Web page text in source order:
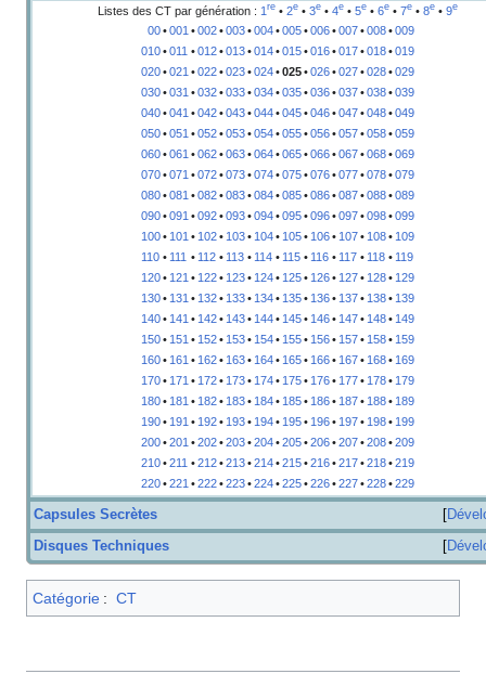
Listes des CT par génération : 1 re • 2e • 3e • 4e • 5e • 6e • 7e • 8e • 9e
00•001 •002•003•004•005•006•007•008•009
010•011 •012•013•014•015•016•017•018•019
020•021 •022•023•024•025•026•027•028•029
030•031 •032•033•034•035•036•037•038•039
040•041 •042•043•044•045•046•047•048•049
050•051 •052•053•054•055•056•057•058•059
060•061 •062•063•064•065•066•067•068•069
070•071 •072•073•074•075•076•077•078•079
080•081 •082•083•084•085•086•087•088•089
090•091 •092•093•094•095•096•097•098•099
100• 101 • 102• 103• 104• 105• 106• 107• 108• 109
110 • 111 • 112 • 113 • 114 • 115 • 116 • 117 • 118 • 119
120• 121 • 122• 123• 124• 125• 126• 127• 128• 129
130• 131 • 132• 133• 134• 135• 136• 137• 138• 139
140• 141 • 142• 143• 144• 145• 146• 147• 148• 149
150• 151 • 152• 153• 154• 155• 156• 157• 158• 159
160• 161 • 162• 163• 164• 165• 166• 167• 168• 169
170• 171 • 172• 173• 174• 175• 176• 177• 178• 179
180• 181 • 182• 183• 184• 185• 186• 187• 188• 189
190• 191 • 192• 193• 194• 195• 196• 197• 198• 199
200•201 •202•203•204•205•206•207•208•209
210•211 •212•213•214•215•216•217•218•219
220•221 •222•223•224•225•226•227•228•229
Capsules Secrètes
Disques Techniques
Catégorie : CT